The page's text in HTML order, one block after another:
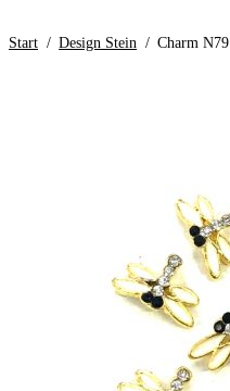
Start / Design Stein / Charm N79